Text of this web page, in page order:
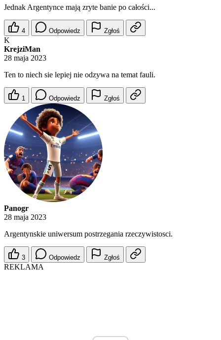
Jednak Argentynce mają zryte banie po całości...
4 Odpowiedz Zgłoś
K
KrejziMan
28 maja 2023
Ten to niech sie lepiej nie odzywa na temat fauli.
1 Odpowiedz Zgłoś
Panogr
28 maja 2023
Argentynskie uniwersum postrzegania rzeczywistosci.
3 Odpowiedz Zgłoś
REKLAMA